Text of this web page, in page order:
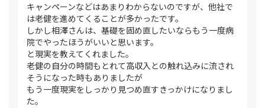
キャンペーンなどはあまりわからないのですが、他社で
は老健を進めてくることが多かったです。
しかし相澤さんは、基礎を固め直したいならもう一度病
院でやったほうがいいと思います。
と現実を教えてくれました。
老健の自分の時間もとれて高収入との触れ込みに流され
そうになった時もありましたが
もう一度現実をしっかり見つめ直すきっかけになりまし
た。